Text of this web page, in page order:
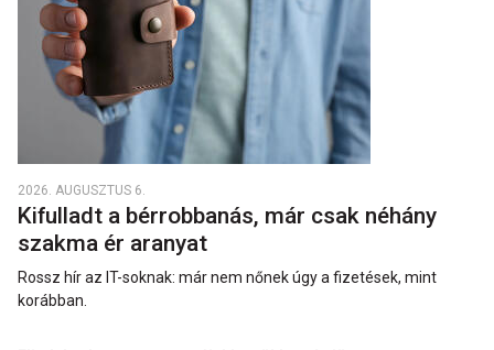
2026. AUGUSZTUS 6.
Kifulladt a bérrobbanás, már csak néhány
szakma ér aranyat
Rossz hír az IT-soknak: már nem nőnek úgy a fizetések, mint
korábban.